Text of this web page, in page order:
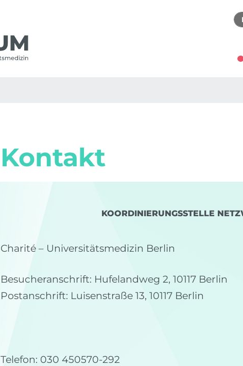
Kontakt
KOORDINIERUNGSSTELLE
Charité – Universitätsmedizin Berlin
Besucheranschrift: Hufelandweg 2, 10117 Berlin
Postanschrift: Luisenstraße 13, 10117 Berlin
Telefon: 030 450570-292